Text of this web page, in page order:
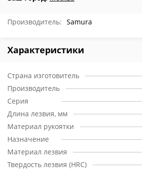
Производитель: Samura
Характеристики
Страна изготовитель
Производитель
Серия
Длина лезвия, мм
Материал рукоятки
Назначение
Материал лезвия
Твердость лезвия (HRC)